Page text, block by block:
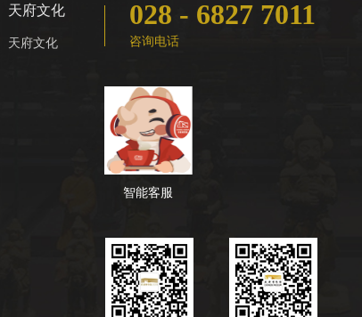
天府文化
天府文化
028 - 6827 7011
咨询电话
智能客服